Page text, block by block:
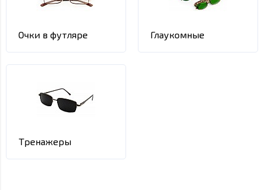
Очки в футляре Глаукомные
Тренажеры